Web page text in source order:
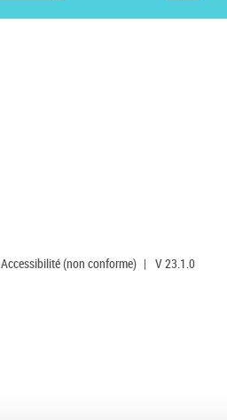
Accessibilité (non conforme) | V 23.1.0